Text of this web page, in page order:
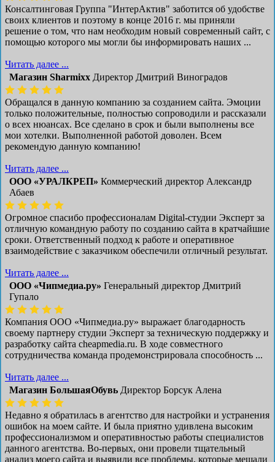
Консалтинговая Группа "ИнтерАктив" заботится об удобстве
своих клиентов и поэтому в конце 2016 г. мы приняли
решение о том, что нам необходим новый современный сайт, с
помощью которого мы могли бы информировать наших ...
Читать далее ...
Магазин Sharmixx Директор Дмитрий Виноградов
Обращался в данную компанию за созданием сайта. Эмоции
только положительные, полностью сопроводили и рассказали
о всех нюансах. Все сделано в срок и были выполнены все
мои хотелки. Выполненной работой доволен. Всем
рекомендую данную компанию!
Читать далее ...
ООО «УРАЛКРЕП» Коммерческий директор Александр
Абаев
Огромное спасибо профессионалам Digital-студии Эксперт за
отличную командную работу по созданию сайта в кратчайшие
сроки. Ответственный подход к работе и оперативное
взаимодействие с заказчиком обеспечили отличный результат.
Читать далее ...
ООО «Чипмедиа.ру» Генеральный директор Дмитрий
Гупало
Компания ООО «Чипмедиа.ру» выражает благодарность
своему партнеру студии Эксперт за техническую поддержку и
разработку сайта cheapmedia.ru. В ходе совместного
сотрудничества команда продемонстрировала способность ...
Читать далее ...
Магазин БольшаяОбувь Директор Борсук Алена
Недавно я обратилась в агентство для настройки и устранения
ошибок на моем сайте. И была приятно удивлена высоким
профессионализмом и оперативностью работы специалистов
данного агентства. Во-первых, они провели тщательный
анализ моего сайта и выявили все проблемы, которые мешали